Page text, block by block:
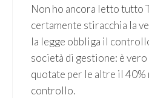
Non ho ancora letto tutto
certamente stiracchia la
la legge obbliga il
società di gestione: è
quotate per le altre il 40%
controllo.